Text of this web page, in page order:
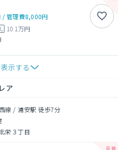
/管理費8,000円
10.1万円
示する
ア
線 / 浦安駅 徒歩7分
栄３丁目